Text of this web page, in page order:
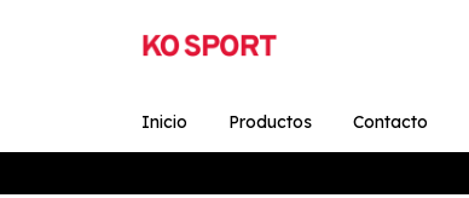
Inicio Productos Contacto